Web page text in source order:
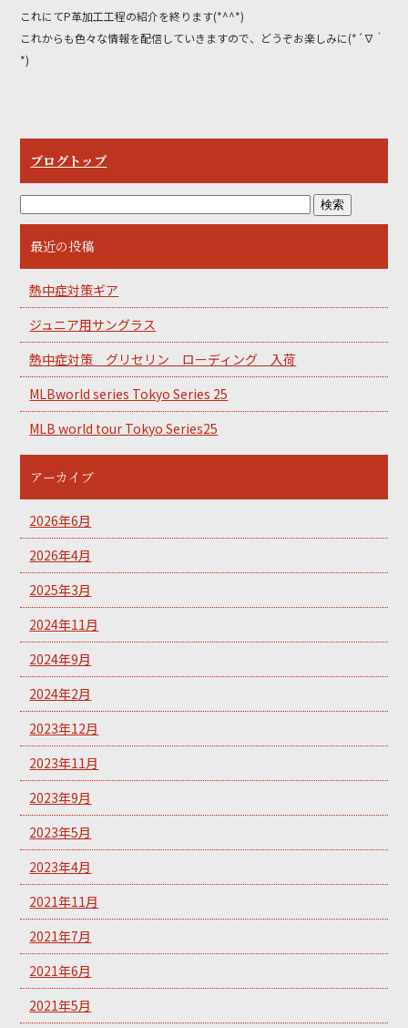
これにてP革加工工程の紹介を終ります(*^^*)
これからも色々な情報を配信していきますので、どうぞお楽しみに(*´∇｀
*)
ブログトップ
最近の投稿
熱中症対策ギア
ジュニア用サングラス
熱中症対策 グリセリン ローディング 入荷
MLBworld series Tokyo Series 25
MLB world tour Tokyo Series25
アーカイブ
2026年6月
2026年4月
2025年3月
2024年11月
2024年9月
2024年2月
2023年12月
2023年11月
2023年9月
2023年5月
2023年4月
2021年11月
2021年7月
2021年6月
2021年5月